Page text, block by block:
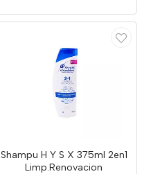
Shampu H Y S X 375ml 2en1
Limp.Renovacion